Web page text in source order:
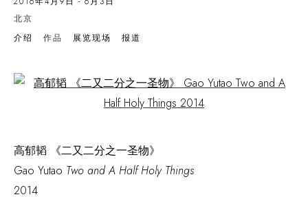
北京
介绍
作品 展览现场 报道
Open a larger version of the following image in a popup:
高郁韬 《二又二分之一圣物》
Gao Yutao Two and A Half Holy Things
2014